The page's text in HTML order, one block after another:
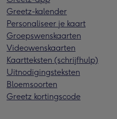
Greetz-kalender
Personaliseer je kaart
Groepswenskaarten
Videowenskaarten
Kaartteksten (schrijfhulp)
Uitnodigingsteksten
Bloemsoorten
Greetz kortingscode